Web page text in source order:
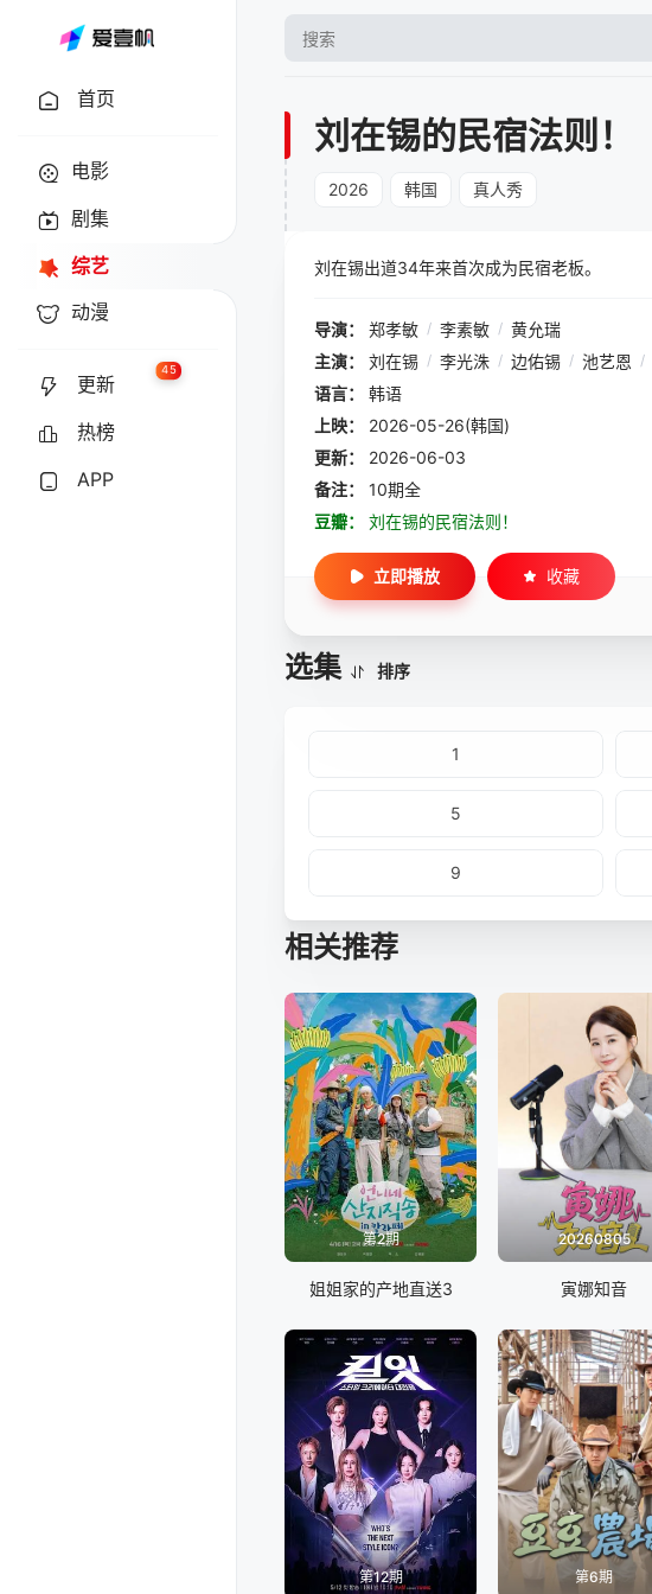
首页
电影
剧集
综艺
动漫
更新
45
热榜
APP
刘在锡的民宿法则！
2026 韩国 真人秀
刘在锡出道34年来首次成为民宿老板。
导演： 郑孝敏 / 李素敏 / 黄允瑞
主演：
刘在锡 / 李光洙 / 边佑锡 / 池艺恩 /
语言：
韩语
上映：
2026-05-26(韩国)
更新：
2026-06-03
备注：
10期全
豆瓣：
刘在锡的民宿法则！
立即播放 收藏
选集 排序
1
5
9
相关推荐
第2期
姐姐家的产地直送3
20260805
寅娜知音
第12期 第6期